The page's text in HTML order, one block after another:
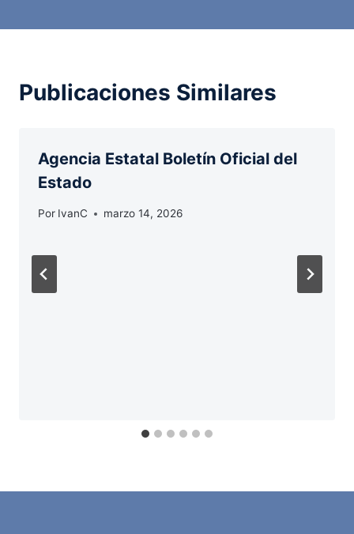
Publicaciones Similares
Agencia Estatal Boletín Oficial del
Estado
Por IvanC marzo 14, 2026